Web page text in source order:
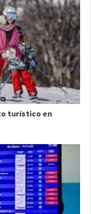
turístico en